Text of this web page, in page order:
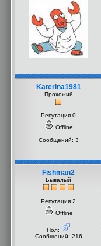
Katerina1981
Прохожий
Репутация 0
Offline
Сообщений: 3
Fishman2
Бывалый
Репутация 2
Offline
Пол:
Сообщений: 216